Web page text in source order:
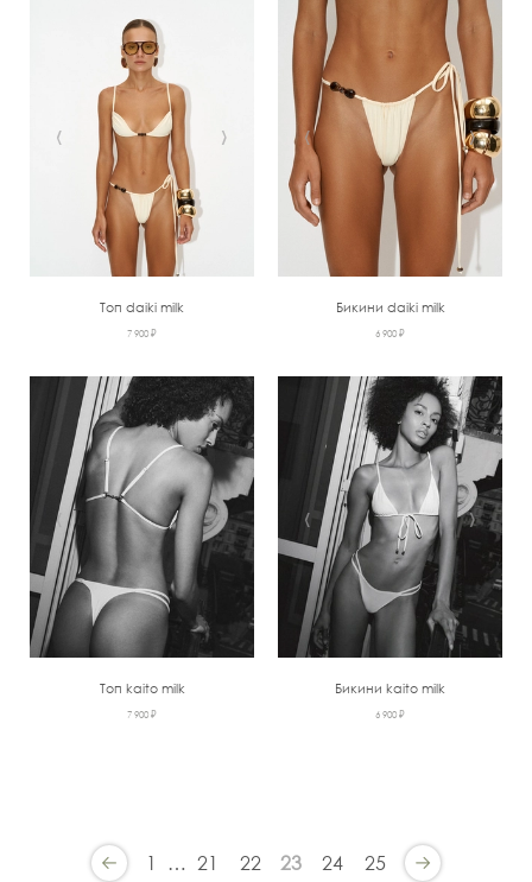
‹ ›
Топ daiki milk
7 900 ₽
‹ ›
Бикини daiki milk
6 900 ₽
‹ ›
Топ kaito milk
7 900 ₽
‹ ›
Бикини kaito milk
6 900 ₽
1 … 21 22 23 24 25